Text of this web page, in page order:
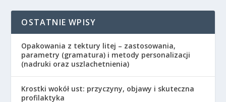
OSTATNIE WPISY
Opakowania z tektury litej – zastosowania,
parametry (gramatura) i metody personalizacji
(nadruki oraz uszlachetnienia)
Krostki wokół ust: przyczyny, objawy i skuteczna
profilaktyka